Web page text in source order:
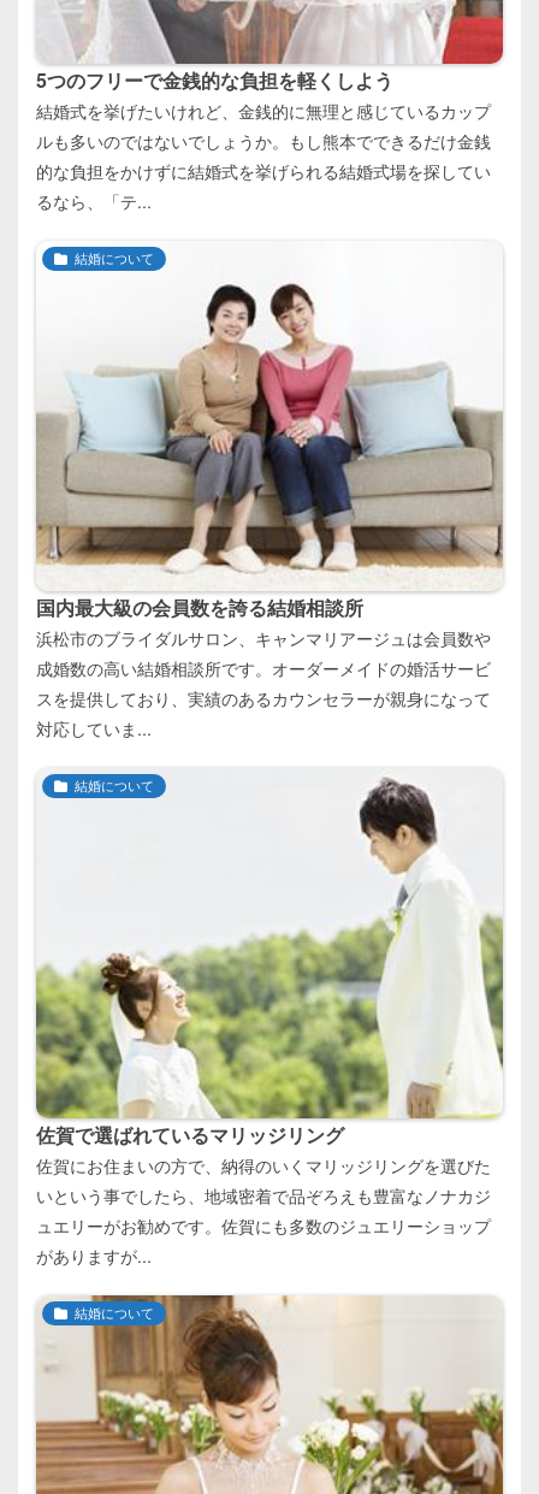
5つのフリーで金銭的な負担を軽くしよう
結婚式を挙げたいけれど、金銭的に無理と感じているカップ
ルも多いのではないでしょうか。もし熊本でできるだけ金銭
的な負担をかけずに結婚式を挙げられる結婚式場を探してい
るなら、「テ...
結婚について
国内最大級の会員数を誇る結婚相談所
浜松市のブライダルサロン、キャンマリアージュは会員数や
成婚数の高い結婚相談所です。オーダーメイドの婚活サービ
スを提供しており、実績のあるカウンセラーが親身になって
対応していま...
結婚について
佐賀で選ばれているマリッジリング
佐賀にお住まいの方で、納得のいくマリッジリングを選びた
いという事でしたら、地域密着で品ぞろえも豊富なノナカジ
ュエリーがお勧めです。佐賀にも多数のジュエリーショップ
がありますが...
結婚について